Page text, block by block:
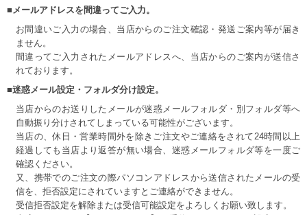
■メールアドレスを間違ってご入力。
お間違いご入力の場合、当店からのご注文確認・発送ご案内等が届き
ません。
間違ってご入力されたメールアドレスへ、当店からのご案内が送信さ
れております。
■迷惑メール設定・フォルダ分け設定。
当店からのお送りしたメールが迷惑メールフォルダ・別フォルダ等へ
自動振り分けされてしまっている可能性がございます。
当店の、休日・営業時間外を除きご注文やご連絡をされて24時間以上
経過しても当店より返答が無い場合、迷惑メールフォルダ等を一度ご
確認ください。
又、携帯でのご注文の際パソコンアドレスから送信されたメールの受
信を、拒否設定にされていますとご連絡ができません。
受信拒否設定を解除または受信可能設定をよろしくお願い致します。